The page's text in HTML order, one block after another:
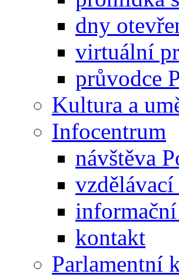
dny
virtuální
průvodce
Kultura a
Infocentrum
návštěva
vzdělávací
kontakt
Parlamentní